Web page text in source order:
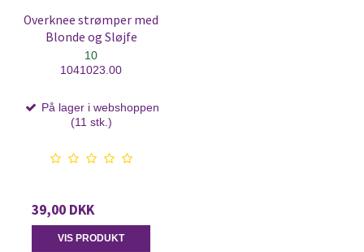
Overknee strømper med
Blonde og Sløjfe
10
1041023.00
På lager i webshoppen
(11 stk.)
39,00 DKK
VIS PRODUKT